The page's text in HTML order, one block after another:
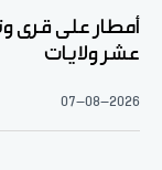
أمطار على قرى
عشر ولايات
07-08-2026